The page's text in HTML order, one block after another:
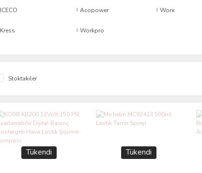
ICECO Acopower Worx
Kress Workpro
Stoktakiler
Tükendi Tükendi